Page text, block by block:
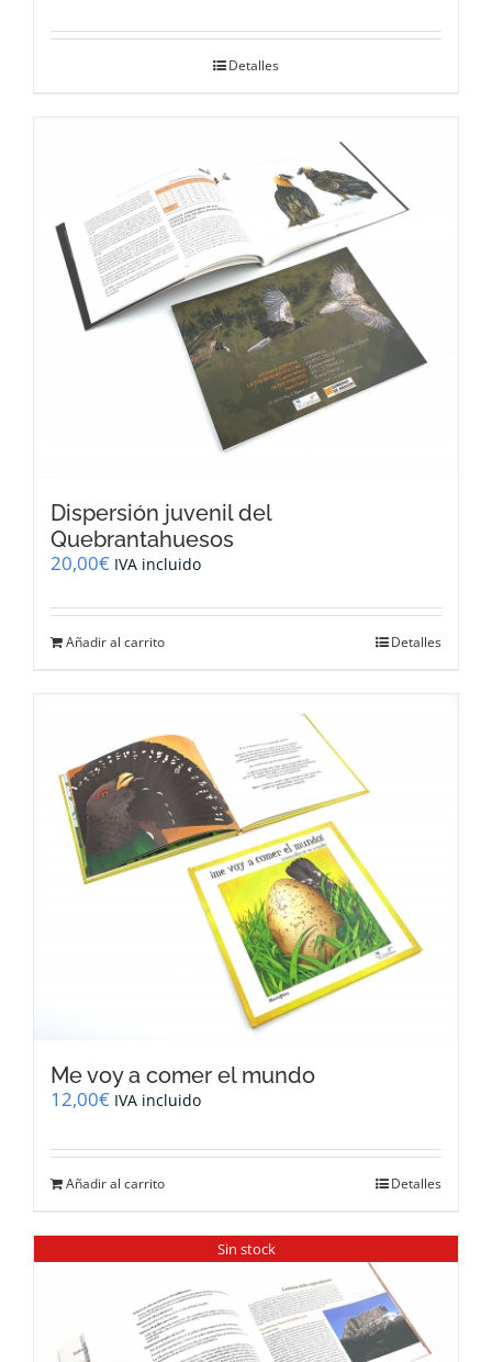
Detalles
Dispersión juvenil del
Quebrantahuesos
20,00€ IVA incluido
Añadir al carrito Detalles
Me voy a comer el mundo
12,00€ IVA incluido
Añadir al carrito Detalles
Sin stock